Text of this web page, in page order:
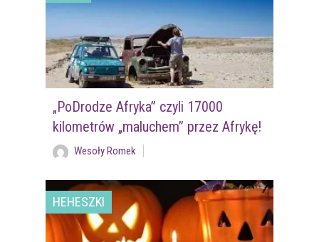
„PoDrodze Afryka” czyli 17000
kilometrów „maluchem” przez Afrykę!
Wesoły Romek
HEHESZKI